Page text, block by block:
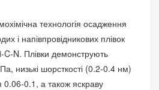
технологія осадження
і напівпровідникових плівок
C-N. Плівки демонструють
низькі шорсткості (0.2-0.4 нм)
0.06-0.1, а також яскраву